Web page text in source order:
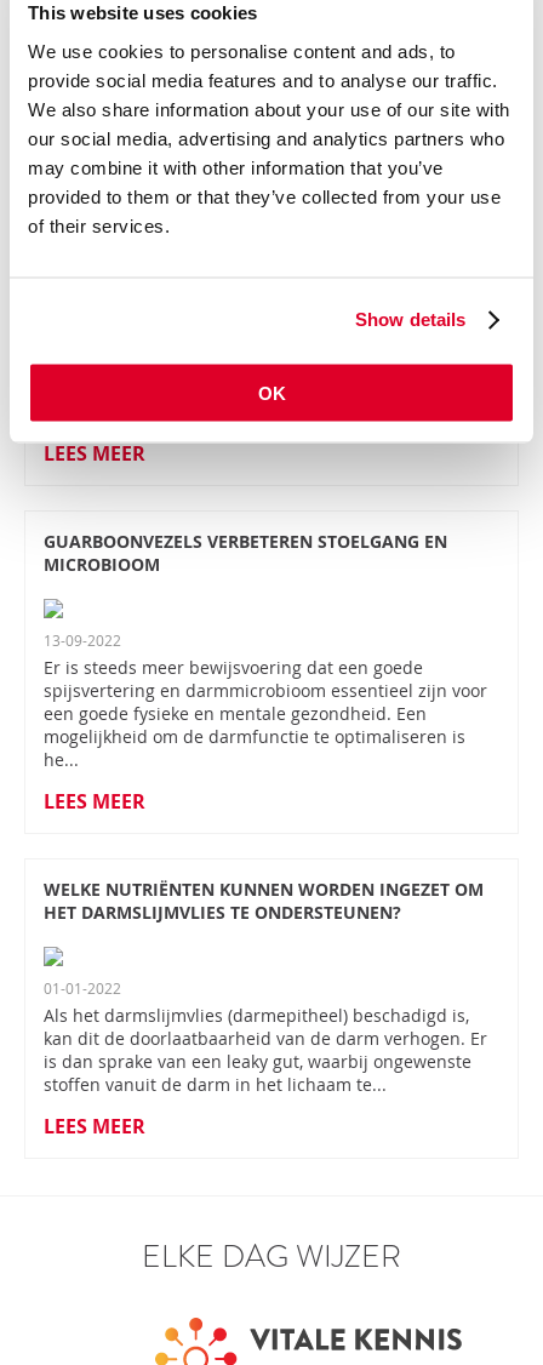
This website uses cookies
We use cookies to personalise content and ads, to
provide social media features and to analyse our traffic.
We also share information about your use of our site with
our social media, advertising and analytics partners who
may combine it with other information that you’ve
provided to them or that they’ve collected from your use
of their services.
Show details
OK
Door dagelijks een schepje guarboonvezels aan je
menu toe te voegen, bescherm en verbeter je de
gezondheid van je darmen. En dat is gunstig voor de
gezondheid van top tot teen. Onze darmen worden b...
LEES MEER
HOE KUNT U DE SPIJSVERTERING VERBETEREN EN
KLACHTEN VERHELPEN MET SUPPLEMENTEN?
groot belang. Verkeerde voeding en/of te snel, te veel,
te heet, te vet of op onregelmatige tijden eten, maar ook
LEES MEER
GUARBOONVEZELS VERBETEREN STOELGANG EN
MICROBIOOM
13-09-2022
Er is steeds meer bewijsvoering dat een goede
spijsvertering en darmmicrobioom essentieel zijn voor
een goede fysieke en mentale gezondheid. Een
mogelijkheid om de darmfunctie te optimaliseren is
he...
LEES MEER
WELKE NUTRIËNTEN KUNNEN WORDEN INGEZET OM
HET DARMSLIJMVLIES TE ONDERSTEUNEN?
01-01-2022
Als het darmslijmvlies (darmepitheel) beschadigd is,
kan dit de doorlaatbaarheid van de darm verhogen. Er
is dan sprake van een leaky gut, waarbij ongewenste
stoffen vanuit de darm in het lichaam te...
LEES MEER
ELKE DAG WIJZER